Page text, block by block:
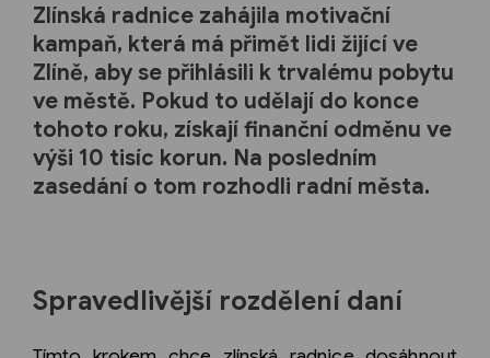
Zlínská radnice zahájila motivační
kampaň, která má přimět lidi žijící ve
Zlíně, aby se přihlásili k trvalému pobytu
ve městě. Pokud to udělají do konce
tohoto roku, získají finanční odměnu ve
výši 10 tisíc korun. Na posledním
zasedání o tom rozhodli radní města.
Spravedlivější rozdělení daní